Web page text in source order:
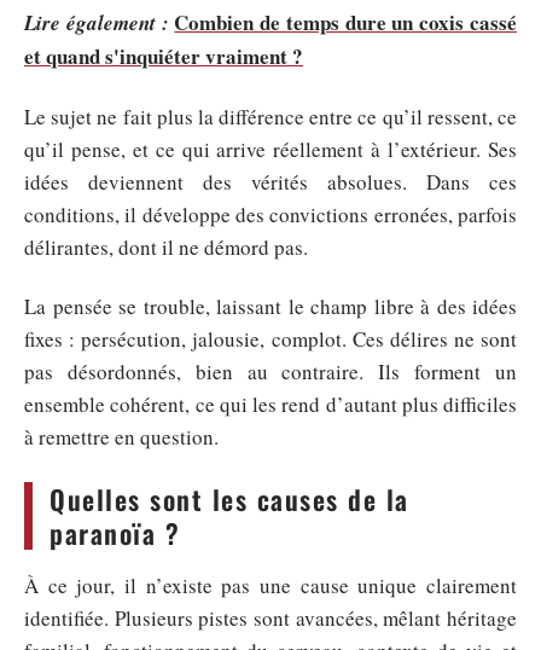
Lire également : Combien de temps dure un coxis cassé
et quand s'inquiéter vraiment ?
Le sujet ne fait plus la différence entre ce qu’il ressent, ce
qu’il pense, et ce qui arrive réellement à l’extérieur. Ses
idées deviennent des vérités absolues. Dans ces
conditions, il développe des convictions erronées, parfois
délirantes, dont il ne démord pas.
La pensée se trouble, laissant le champ libre à des idées
fixes : persécution, jalousie, complot. Ces délires ne sont
pas désordonnés, bien au contraire. Ils forment un
ensemble cohérent, ce qui les rend d’autant plus difficiles
à remettre en question.
Quelles sont les causes de la
paranoïa ?
À ce jour, il n’existe pas une cause unique clairement
identifiée. Plusieurs pistes sont avancées, mêlant héritage